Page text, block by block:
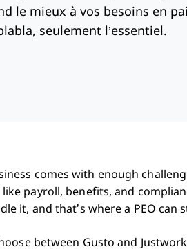
le mieux à vos besoins en
seulement l’essentiel.
comes with enough
payroll, benefits, and
it, and that’s where a PEO can
between Gusto and